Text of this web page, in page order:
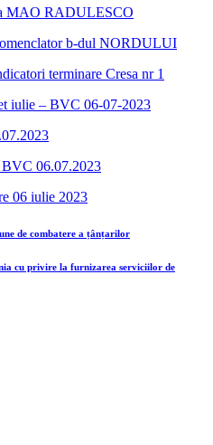
MAO RADULESCO
b-dul NORDULUI
terminare Cresa nr 1
iulie – BVC 06-07-2023
06.07.2023
06 iulie 2023
de combatere a țânțarilor
cu privire la furnizarea serviciilor de